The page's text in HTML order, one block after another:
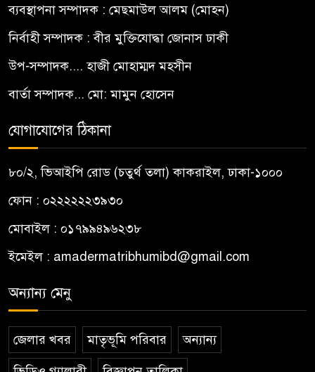
ব্যবস্থাপনা সম্পাদক : মেছমাউল আলম (মোহন)
নির্বাহী সম্পাদক : বীর মুক্তিযোদ্ধা জোনাস ঢাকী
উপ-সম্পাদক.... হাজী মোহাম্মদ মহসীন
বার্তা সম্পাদক... মো: মামুন হোসেন
যোগাযোগের ঠিকানা
৮০/২, ভিআইপি রোড (চতুর্থ তলা) কাকরাইল, ঢাকা-১০০০
ফোন : ০২২২২২২৩৯৩০
মোবাইল : ০১৭৯৯৪৯৬২৩৮
ইমেইল : amadermatribhumibd@gmail.com
অন্যান্য মেনু
জেলার খবর মাতৃভূমি পরিবার অন্যান্য